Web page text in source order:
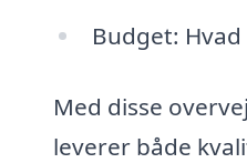
Budget:
Med disse
leverer både